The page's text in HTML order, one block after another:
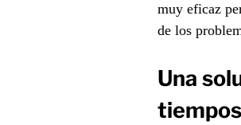
muy eficaz
de los
Una